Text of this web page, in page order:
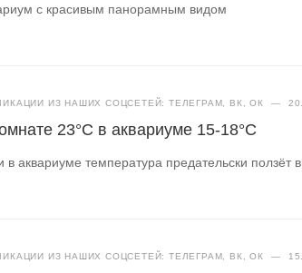
с красивым панорамным видом
ИЗ НАШИХ СОЦСЕТЕЙ: ТЕЛЕГРАМ, ВК, ОК —
23°C в аквариуме 15-18°C
в аквариуме температура предательски ползёт
ИЗ НАШИХ СОЦСЕТЕЙ: ТЕЛЕГРАМ, ВК, ОК —